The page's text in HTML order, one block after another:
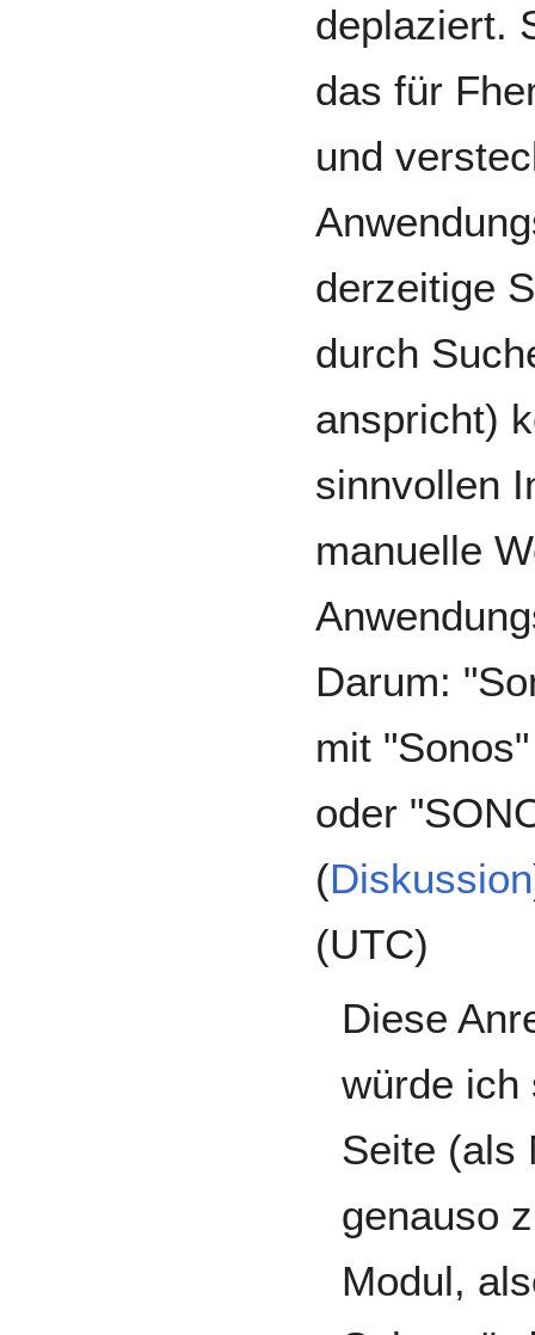
deplaziert.
das für
und
derzeitige
durch
anspricht)
sinnvollen
manuelle
Darum:
mit
oder
(Diskussion
(UTC)
Diese
würde ich
Seite (als
genauso
Modul,